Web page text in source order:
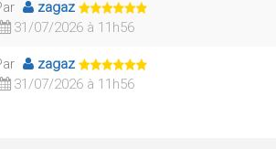
zagaz
31/07/2026 à 11h56
zagaz
31/07/2026 à 11h56